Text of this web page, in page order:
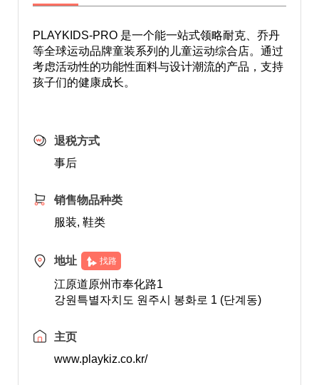
PLAYKIDS-PRO 是一个能一站式领略耐克、乔丹
等全球运动品牌童装系列的儿童运动综合店。通过
考虑活动性的功能性面料与设计潮流的产品，支持
孩子们的健康成长。
退税方式
事后
销售物品种类
服装, 鞋类
地址 找路
江原道原州市奉化路1
강원특별자치도 원주시 봉화로 1 (단계동)
主页
www.playkiz.co.kr/